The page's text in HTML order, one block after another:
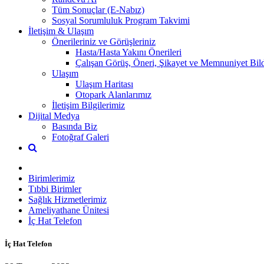
Tüm Sonuçlar (E-Nabız)
Sosyal Sorumluluk Program Takvimi
İletişim & Ulaşım
Önerileriniz ve Görüşleriniz
Hasta/Hasta Yakını Önerileri
Çalışan Görüş, Öneri, Şikayet ve Memnuniyet
Ulaşım
Ulaşım Haritası
Otopark Alanlarımız
İletişim Bilgilerimiz
Dijital Medya
Basında Biz
Fotoğraf Galeri
Birimlerimiz
Tıbbi Birimler
Sağlık Hizmetlerimiz
Ameliyathane Ünitesi
İç Hat Telefon
İç Hat Telefon